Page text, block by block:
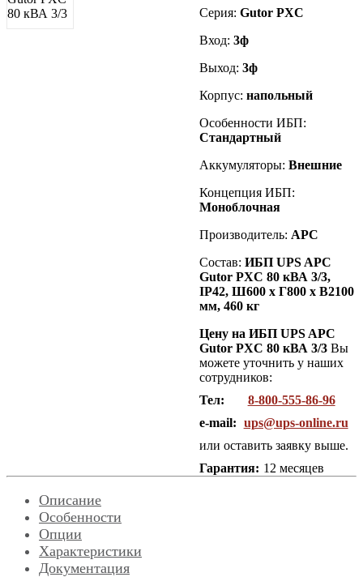
Серия: Gutor PXC
Вход: 3ф
Выход: 3ф
Корпус: напольный
Особенности ИБП:
Стандартный
Аккумуляторы: Внешние
Концепция ИБП:
Моноблочная
Производитель: APC
Состав: ИБП UPS APC
Gutor PXC 80 кВА 3/3,
IP42, Ш600 х Г800 х В2100
мм, 460 кг
Цену на ИБП UPS APC
Gutor PXC 80 кВА 3/3 Вы
можете уточнить у наших
сотрудников:
Тел:
8-800-555-86-96
e-mail: ups@ups-online.ru
или оставить заявку выше.
Гарантия: 12 месяцев
Описание
Особенности
Опции
Характеристики
Документация